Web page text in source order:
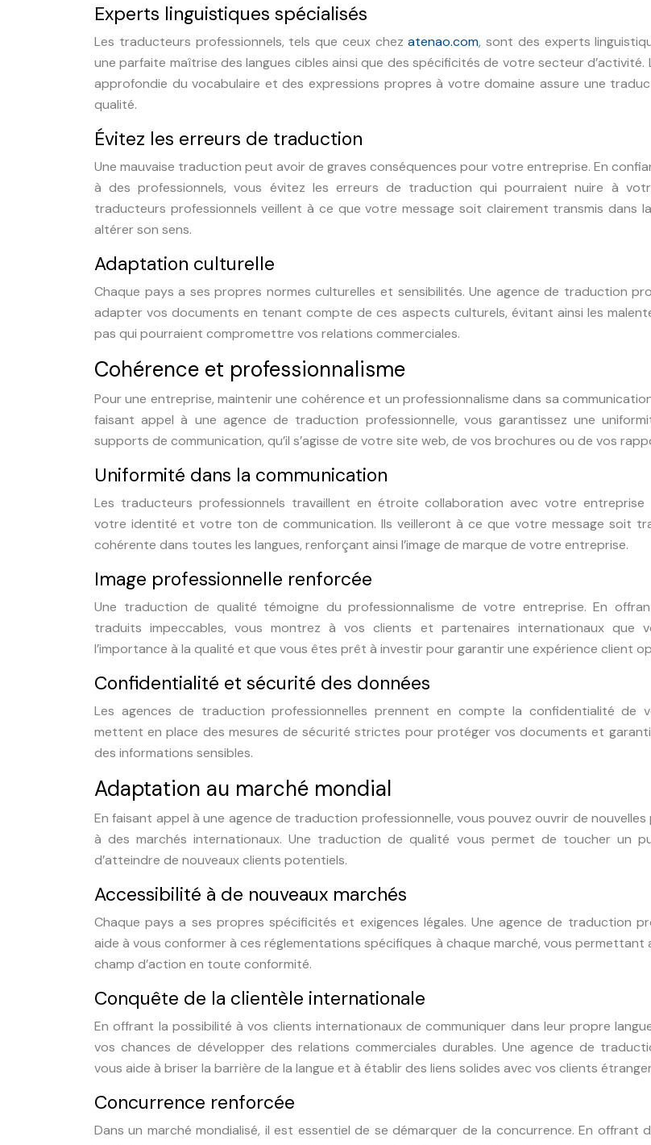
Experts linguistiques spécialisés
Les traducteurs professionnels, tels que ceux chezatenao.com, sont des experts
une parfaite maîtrise des langues cibles ainsi que des spécificités de votre secteur d’activité.
approfondie du vocabulaire et des expressions propres à votre domaine assure une
qualité.
Évitez les erreurs de traduction
Une mauvaise traduction peut avoir de graves conséquences pour votre entreprise. En
à des professionnels, vous évitez les erreurs de traduction qui pourraient nuire à
traducteurs professionnels veillent à ce que votre message soit clairement transmis dans
altérer son sens.
Adaptation culturelle
Chaque pays a ses propres normes culturelles et sensibilités. Une agence de traduction
adapter vos documents en tenant compte de ces aspects culturels, évitant ainsi les
pas qui pourraient compromettre vos relations commerciales.
Cohérence et professionnalisme
Pour une entreprise, maintenir une cohérence et un professionnalisme dans sa
faisant appel à une agence de traduction professionnelle, vous garantissez une
supports de communication, qu’il s’agisse de votre site web, de vos brochures ou de vos
Uniformité dans la communication
Les traducteurs professionnels travaillent en étroite collaboration avec votre entreprise
votre identité et votre ton de communication. Ils veilleront à ce que votre message soit
cohérente dans toutes les langues, renforçant ainsi l’image de marque de votre entreprise.
Image professionnelle renforcée
Une traduction de qualité témoigne du professionnalisme de votre entreprise. En
traduits impeccables, vous montrez à vos clients et partenaires internationaux que
l’importance à la qualité et que vous êtes prêt à investir pour garantir une expérience client
Confidentialité et sécurité des données
Les agences de traduction professionnelles prennent en compte la confidentialité de
mettent en place des mesures de sécurité strictes pour protéger vos documents et
des informations sensibles.
Adaptation au marché mondial
En faisant appel à une agence de traduction professionnelle, vous pouvez ouvrir de
à des marchés internationaux. Une traduction de qualité vous permet de toucher un
d’atteindre de nouveaux clients potentiels.
Accessibilité à de nouveaux marchés
Chaque pays a ses propres spécificités et exigences légales. Une agence de traduction
aide à vous conformer à ces réglementations spécifiques à chaque marché, vous permettant
champ d’action en toute conformité.
Conquête de la clientèle internationale
En offrant la possibilité à vos clients internationaux de communiquer dans leur propre
vos chances de développer des relations commerciales durables. Une agence de
vous aide à briser la barrière de la langue et à établir des liens solides avec vos clients
Concurrence renforcée
Dans un marché mondialisé, il est essentiel de se démarquer de la concurrence. En offrant